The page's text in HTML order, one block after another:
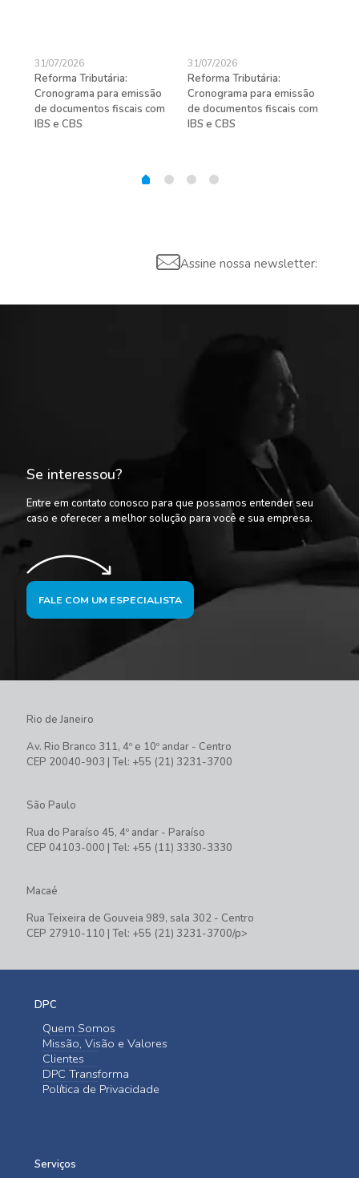
31/07/2026
Reforma Tributária:
Cronograma para emissão
de documentos fiscais com
IBS e CBS
31/07/2026
Reforma Tributária:
Cronograma para emissão
de documentos fiscais com
IBS e CBS
Assine nossa newsletter:
Se interessou?
Entre em contato conosco para que possamos entender seu
caso e oferecer a melhor solução para você e sua empresa.
FALE COM UM ESPECIALISTA
Rio de Janeiro
Av. Rio Branco 311, 4º e 10º andar - Centro
CEP 20040-903 | Tel: +55 (21) 3231-3700
São Paulo
Rua do Paraíso 45, 4º andar - Paraíso
CEP 04103-000 | Tel: +55 (11) 3330-3330
Macaé
Rua Teixeira de Gouveia 989, sala 302 - Centro
CEP 27910-110 | Tel: +55 (21) 3231-3700/p>
DPC
Quem Somos
Missão, Visão e Valores
Clientes
DPC Transforma
Política de Privacidade
Serviços